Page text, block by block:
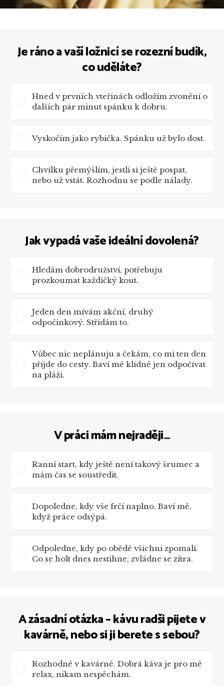
Je ráno a vaší ložnicí se rozezní budík,
co uděláte?
Hned v prvních vteřinách odložím zvonění o
dalších pár minut spánku k dobru.
Vyskočím jako rybička. Spánku už bylo dost.
Chvilku přemýšlím, jestli si ještě pospat,
nebo už vstát. Rozhodnu se podle nálady.
Jak vypadá vaše ideální dovolená?
Hledám dobrodružství, potřebuju
prozkoumat každičký kout.
Jeden den mívám akční, druhý
odpočinkový. Střídám to.
Vůbec nic neplánuju a čekám, co mi ten den
přijde do cesty. Baví mě klidně jen odpočívat
na pláži.
V práci mám nejraději…
Ranní start, kdy ještě není takový šrumec a
mám čas se soustředit.
Dopoledne, kdy vše frčí naplno. Baví mě,
když práce odsýpá.
Odpoledne, kdy po obědě všichni zpomalí.
Co se holt dnes nestihne, zvládne se zítra.
A zásadní otázka – kávu radši pijete v
kavárně, nebo si ji berete s sebou?
Rozhodně v kavárně. Dobrá káva je pro mě
relax, nikam nespěchám.